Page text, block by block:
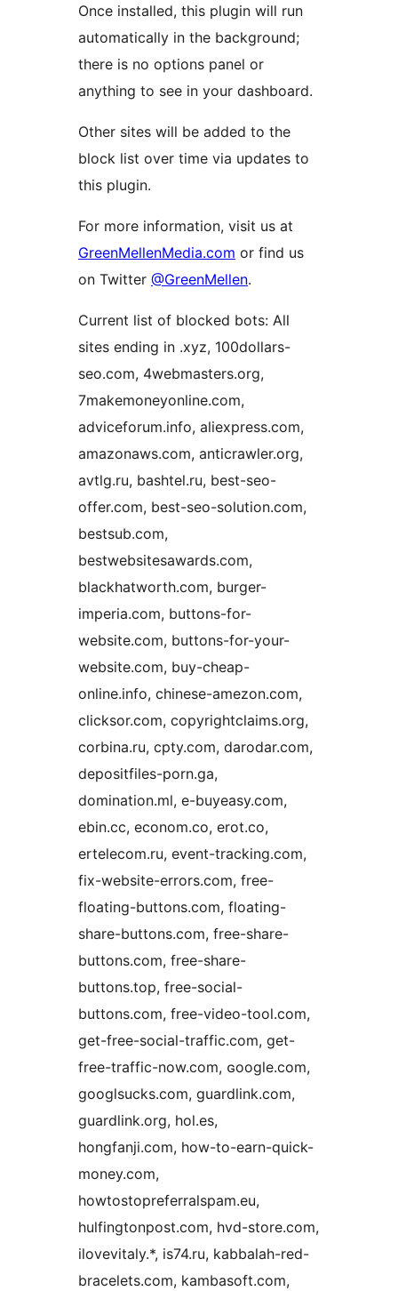
Once installed, this plugin will run
automatically in the background;
there is no options panel or
anything to see in your dashboard.
Other sites will be added to the
block list over time via updates to
this plugin.
For more information, visit us at
GreenMellenMedia.com or find us
on Twitter @GreenMellen.
Current list of blocked bots: All
sites ending in .xyz, 100dollars-
seo.com, 4webmasters.org,
7makemoneyonline.com,
adviceforum.info, aliexpress.com,
amazonaws.com, anticrawler.org,
avtlg.ru, bashtel.ru, best-seo-
offer.com, best-seo-solution.com,
bestsub.com,
bestwebsitesawards.com,
blackhatworth.com, burger-
imperia.com, buttons-for-
website.com, buttons-for-your-
website.com, buy-cheap-
online.info, chinese-amezon.com,
clicksor.com, copyrightclaims.org,
corbina.ru, cpty.com, darodar.com,
depositfiles-porn.ga,
domination.ml, e-buyeasy.com,
ebin.cc, econom.co, erot.co,
ertelecom.ru, event-tracking.com,
fix-website-errors.com, free-
floating-buttons.com, floating-
share-buttons.com, free-share-
buttons.com, free-share-
buttons.top, free-social-
buttons.com, free-video-tool.com,
get-free-social-traffic.com, get-
free-traffic-now.com, ɢoogle.com,
googlsucks.com, guardlink.com,
guardlink.org, hol.es,
hongfanji.com, how-to-earn-quick-
money.com,
howtostopreferralspam.eu,
hulfingtonpost.com, hvd-store.com,
ilovevitaly.*, is74.ru, kabbalah-red-
bracelets.com, kambasoft.com,